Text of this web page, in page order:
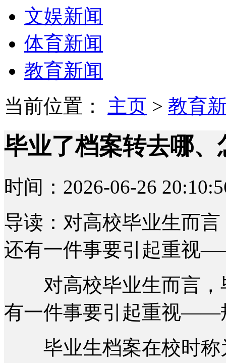
文娱新闻
体育新闻
教育新闻
当前位置： 主页 > 教育
毕业了档案转去哪
时间：2026-06-26
导读：对高校毕业生而
还有一件事要引起重视
对高校毕业生而言，
有一件事要引起重视——
毕业生档案在校时称